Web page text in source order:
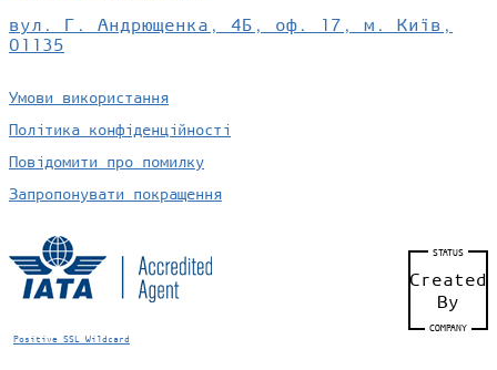
вул. Г. Андрющенка, 4Б, оф. 17, м. Київ,
01135
Умови використання
Політика конфіденційності
Повідомити про помилку
Запропонувати покращення
Positive SSL Wildcard
STATUS
Created
By
COMPANY